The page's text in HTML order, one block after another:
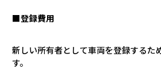
■登録費用
新しい所有者として車両を登録するた
す。